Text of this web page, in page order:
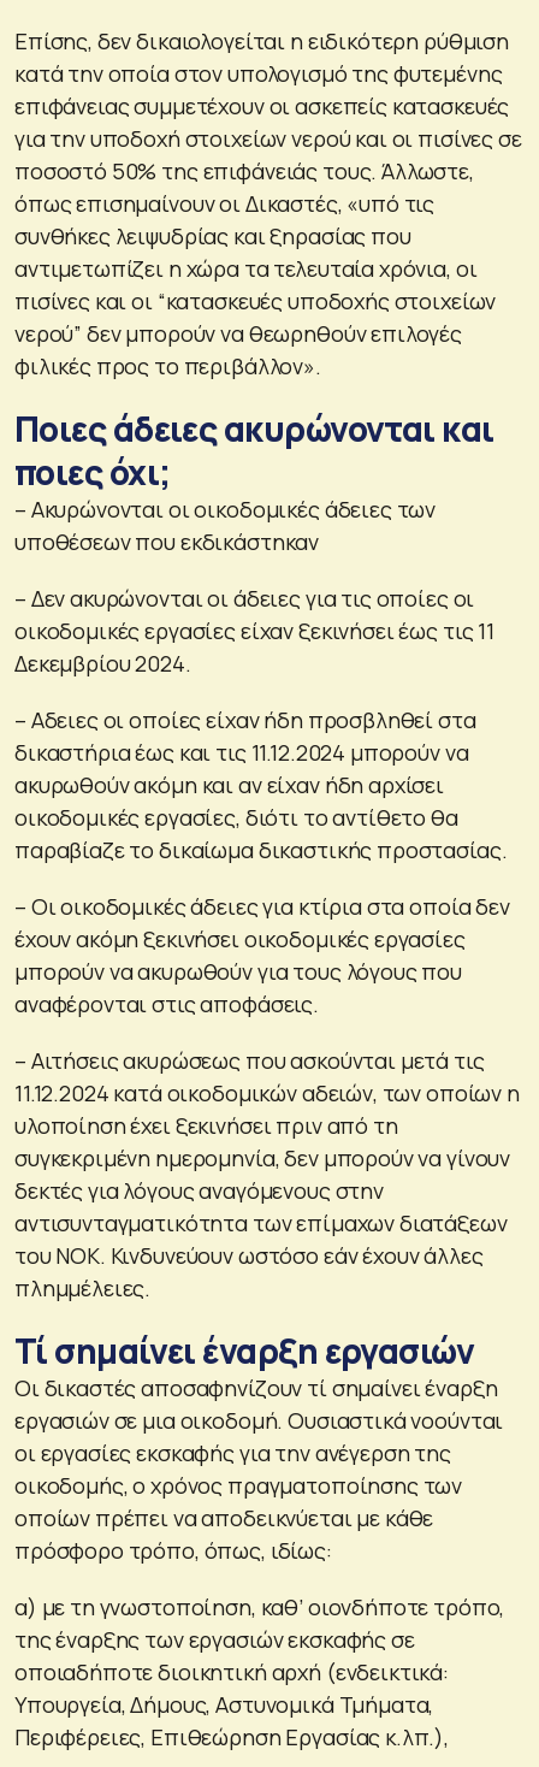
Επίσης, δεν δικαιολογείται η ειδικότερη ρύθμιση
κατά την οποία στον υπολογισμό της φυτεμένης
επιφάνειας συμμετέχουν οι ασκεπείς κατασκευές
για την υποδοχή στοιχείων νερού και οι πισίνες σε
ποσοστό 50% της επιφάνειάς τους. Άλλωστε,
όπως επισημαίνουν οι Δικαστές, «υπό τις
συνθήκες λειψυδρίας και ξηρασίας που
αντιμετωπίζει η χώρα τα τελευταία χρόνια, οι
πισίνες και οι “κατασκευές υποδοχής στοιχείων
νερού” δεν μπορούν να θεωρηθούν επιλογές
φιλικές προς το περιβάλλον».
Ποιες άδειες ακυρώνονται και
ποιες όχι;
– Ακυρώνονται οι οικοδομικές άδειες των
υποθέσεων που εκδικάστηκαν
– Δεν ακυρώνονται οι άδειες για τις οποίες οι
οικοδομικές εργασίες είχαν ξεκινήσει έως τις 11
Δεκεμβρίου 2024.
– Αδειες οι οποίες είχαν ήδη προσβληθεί στα
δικαστήρια έως και τις 11.12.2024 μπορούν να
ακυρωθούν ακόμη και αν είχαν ήδη αρχίσει
οικοδομικές εργασίες, διότι το αντίθετο θα
παραβίαζε το δικαίωμα δικαστικής προστασίας.
– Οι οικοδομικές άδειες για κτίρια στα οποία δεν
έχουν ακόμη ξεκινήσει οικοδομικές εργασίες
μπορούν να ακυρωθούν για τους λόγους που
αναφέρονται στις αποφάσεις.
– Αιτήσεις ακυρώσεως που ασκούνται μετά τις
11.12.2024 κατά οικοδομικών αδειών, των οποίων η
υλοποίηση έχει ξεκινήσει πριν από τη
συγκεκριμένη ημερομηνία, δεν μπορούν να γίνουν
δεκτές για λόγους αναγόμενους στην
αντισυνταγματικότητα των επίμαχων διατάξεων
του ΝΟΚ. Κινδυνεύουν ωστόσο εάν έχουν άλλες
πλημμέλειες.
Τί σημαίνει έναρξη εργασιών
Οι δικαστές αποσαφηνίζουν τί σημαίνει έναρξη
εργασιών σε μια οικοδομή. Ουσιαστικά νοούνται
οι εργασίες εκσκαφής για την ανέγερση της
οικοδομής, ο χρόνος πραγματοποίησης των
οποίων πρέπει να αποδεικνύεται με κάθε
πρόσφορο τρόπο, όπως, ιδίως:
α) με τη γνωστοποίηση, καθ’ οιονδήποτε τρόπο,
της έναρξης των εργασιών εκσκαφής σε
οποιαδήποτε διοικητική αρχή (ενδεικτικά:
Υπουργεία, Δήμους, Αστυνομικά Τμήματα,
Περιφέρειες, Επιθεώρηση Εργασίας κ.λπ.),